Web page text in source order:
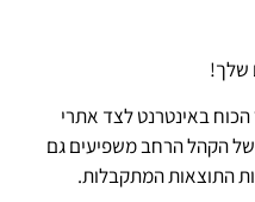
שלך!
הכוח באינטרנט לצד אתרי
של הקהל הרחב משפיעים גם
התוצאות המתקבלות.